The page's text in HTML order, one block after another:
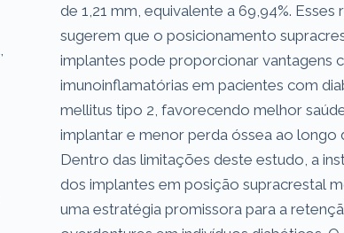
de 1,21 mm, equivalente a 69,94%. Esses
sugerem que o posicionamento
implantes pode proporcionar vantagens
imunoinflamatórias em pacientes com
mellitus tipo 2, favorecendo melhor
implantar e menor perda óssea ao longo
Dentro das limitações deste estudo, a
dos implantes em posição supracrestal
uma estratégia promissora para a